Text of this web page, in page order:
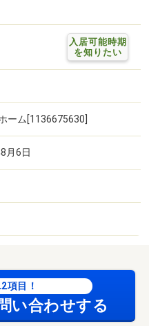
入居可能時期
を知りたい
ーム[1136675630]
月6日
項目！
い合わせする